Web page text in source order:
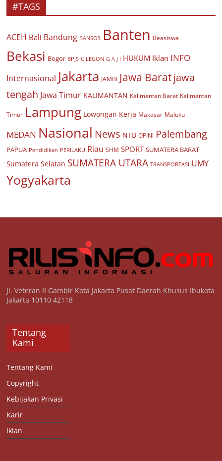
#TAGS
ACEH Bali Bandung BANSOS Banten Beasiswa
Bekasi Bogor BPJS CILEGON G A J I HUKUM Iklan INFO
Internasional Jakarta JAMBI Jawa Baratjawa
tengah Jawa Timur KALIMANTAN Kalimantan Barat Kalimantan
Timur Lampung Lowongan Kerja Makasar Maluku
MEDAN Nasional News NTB OPINI Palembang
PAPUA Pendidikan PERILAKU Riau SHM SPORT SUMATERA BARAT
Sumatera Selatan SUMATERA UTARA TRANSPORTASI UMY
Yogyakarta
Jl. Veteran II Gambir Kota Jakarta Pusat Daerah Khusus Ibukota
Jakarta 10110 42118
Tentang
Kami
Tentang Kami
Copyright
Kebijakan Privasi
Karir
Iklan